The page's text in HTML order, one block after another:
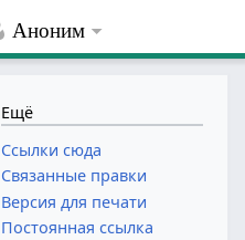
Аноним
Ещё
Ссылки сюда
Связанные правки
Версия для печати
Постоянная ссылка